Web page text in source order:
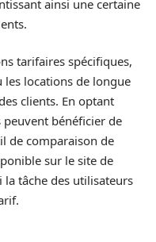
ainsi une certaine
tarifaires spécifiques,
locations de longue
clients. En optant
bénéficier de
de comparaison de
sur le site de
la tâche des utilisateurs